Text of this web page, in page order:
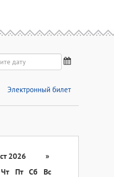
Электронный билет
2026
»
Чт Пт Сб
Вс